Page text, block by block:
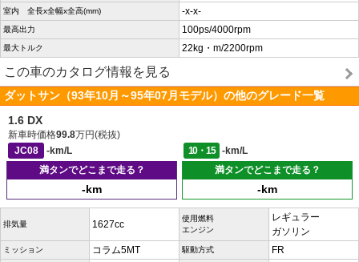
室内 全長x全幅x全高(mm) -x-x-
最高出力 100ps/4000rpm
最大トルク 22kg・m/2200rpm
この車のカタログ情報を見る
ダットサン（93年10月～95年07月モデル）の他のグレード一覧
1.6 DX
新車時価格99.8万円(税抜)
JC08
-km/L 10・15
-km/L
満タンでどこまで走る？
-km
満タンでどこまで走る？
-km
排気量 1627cc
使用燃料
エンジン
レギュラー
ガソリン
ミッション コラム5MT 駆動方式 FR